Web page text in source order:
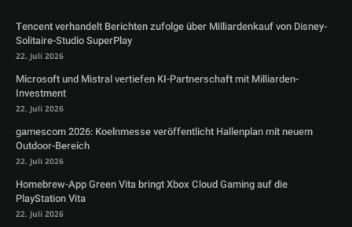
Tencent verhandelt Berichten zufolge über Milliardenkauf von Disney-
Solitaire-Studio SuperPlay
22. Juli 2026
Microsoft und Mistral vertiefen KI-Partnerschaft mit Milliarden-
Investment
22. Juli 2026
gamescom 2026: Koelnmesse veröffentlicht Hallenplan mit neuem
Outdoor-Bereich
22. Juli 2026
Homebrew-App Green Vita bringt Xbox Cloud Gaming auf die
PlayStation Vita
22. Juli 2026